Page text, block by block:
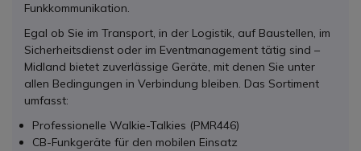
Funkkommunikation.
Egal ob Sie im Transport, in der Logistik, auf Baustellen, im
Sicherheitsdienst oder im Eventmanagement tätig sind –
Midland bietet zuverlässige Geräte, mit denen Sie unter
allen Bedingungen in Verbindung bleiben. Das Sortiment
umfasst:
Professionelle Walkie-Talkies (PMR446)
CB-Funkgeräte für den mobilen Einsatz